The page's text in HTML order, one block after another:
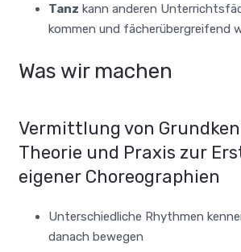
Tanz kann anderen
kommen und fächerübergreifend
Was wir machen
Vermittlung von
Theorie und Praxis zur
eigener Choreographien
Unterschiedliche Rhythmen
danach bewegen